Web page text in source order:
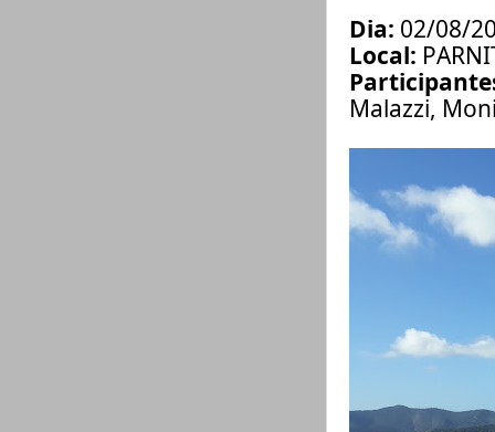
Dia: 02/08/
Local:
Malazzi,